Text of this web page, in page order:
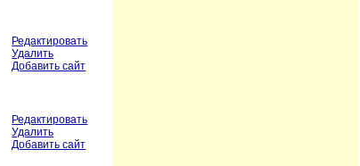
Редактировать
Удалить
Добавить сайт
Редактировать
Удалить
Добавить сайт